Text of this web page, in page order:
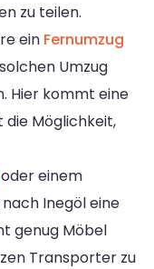
zu teilen.
ein Fernumzug
Umzug
Hier kommt eine
die Möglichkeit,
oder einem
Inegöl eine
genug Möbel
Transporter zu